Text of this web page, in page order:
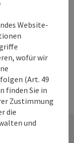
Website-
wofür wir
(Art. 49
finden Sie in
Zustimmung
die
und